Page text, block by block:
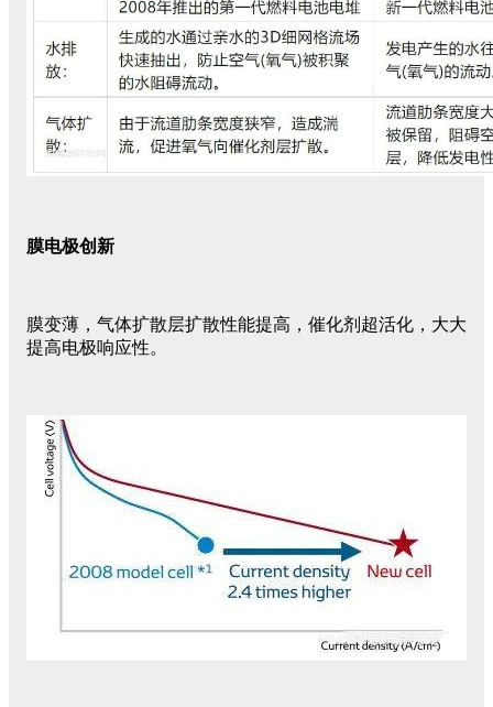
膜电极创新
膜变薄，气体扩散层扩散性能提高，催化剂超活化，大大
提高电极响应性。